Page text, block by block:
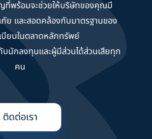
ญที่พร้อมจะช่วยให้บริษัทของคุณมี
ย และสอดคล้องกับมาตรฐานของ
บียนในตลาดหลักทรัพย์
บนักลงทุนและผู้มีส่วนได้ส่วนเสียทุก
คน
ติดต่อเรา